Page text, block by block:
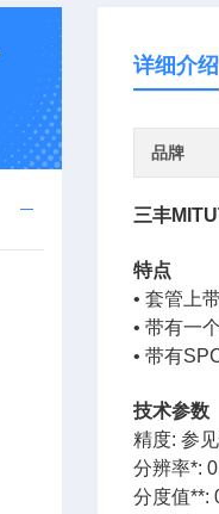
详细介绍
品牌
三丰
特点
• 套管上
• 带有一
• 带有
技术参数
精度: 参
分辨率*:
分度值**: